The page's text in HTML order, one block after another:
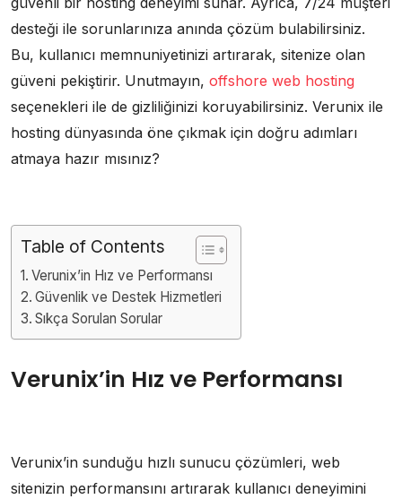
desteği ile sorunlarınıza anında çözüm bulabilirsiniz.
Bu, kullanıcı memnuniyetinizi artırarak, sitenize olan
güveni pekiştirir. Unutmayın, offshore web hosting
seçenekleri ile de gizliliğinizi koruyabilirsiniz. Verunix ile
hosting dünyasında öne çıkmak için doğru adımları
atmaya hazır mısınız?
Table of Contents
Verunix’in Hız ve Performansı
Güvenlik ve Destek Hizmetleri
Sıkça Sorulan Sorular
Verunix’in Hız ve Performansı
Verunix’in sunduğu hızlı sunucu çözümleri, web
sitenizin performansını artırarak kullanıcı deneyimini